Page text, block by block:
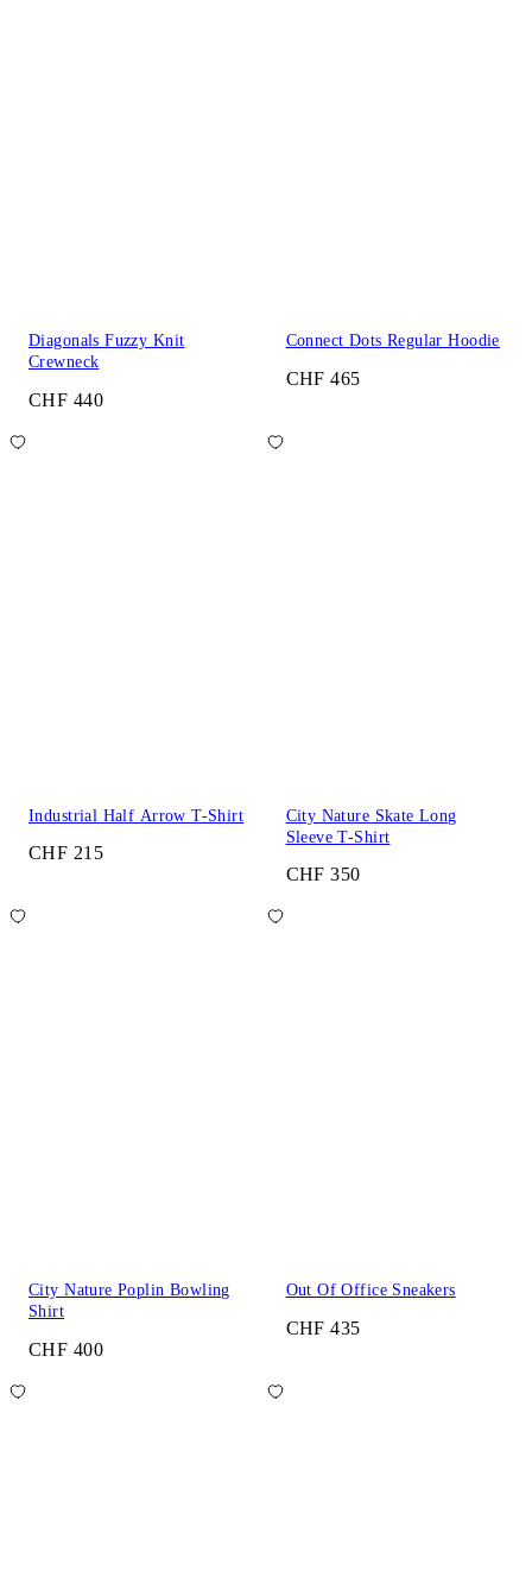
Diagonals Fuzzy Knit
Crewneck
CHF 440
Connect Dots Regular Hoodie
CHF 465
Industrial Half Arrow T-Shirt
CHF 215
City Nature Skate Long
Sleeve T-Shirt
CHF 350
City Nature Poplin Bowling
Shirt
CHF 400
Out Of Office Sneakers
CHF 435